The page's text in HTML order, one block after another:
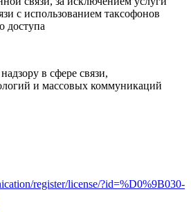
с использованием таксофонов
доступа
в сфере связи,
и массовых коммуникаций
register/license/?id=%D0%9B030-